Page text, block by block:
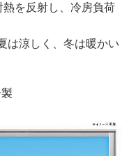
を反射し、冷房負荷
は涼しく、冬は暖かい